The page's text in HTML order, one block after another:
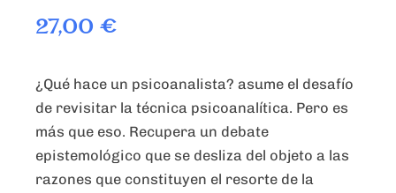
27,00 €
¿Qué hace un psicoanalista? asume el desafío
de revisitar la técnica psicoanalítica. Pero es
más que eso. Recupera un debate
epistemológico que se desliza del objeto a las
razones que constituyen el resorte de la